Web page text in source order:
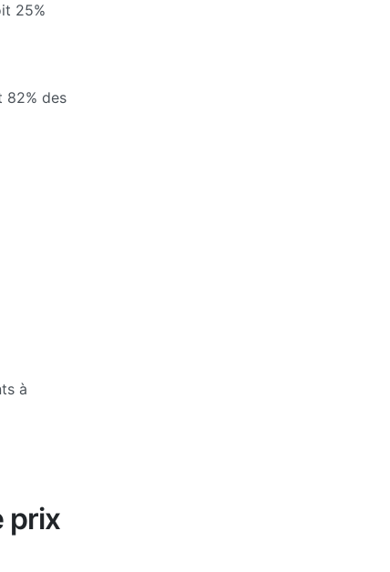
25%
82% des
à
prix